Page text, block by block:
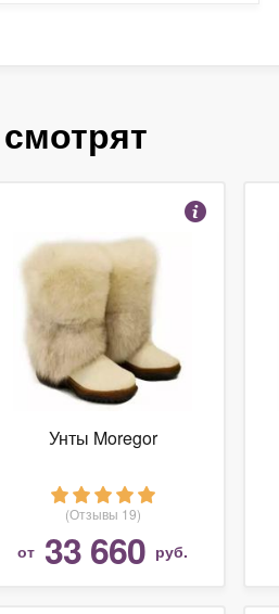
Унты Moregor
(Отзывы 19)
от 33 660 руб.